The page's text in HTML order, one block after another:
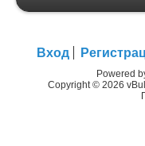
Вход
Powered
Copyright © 2026